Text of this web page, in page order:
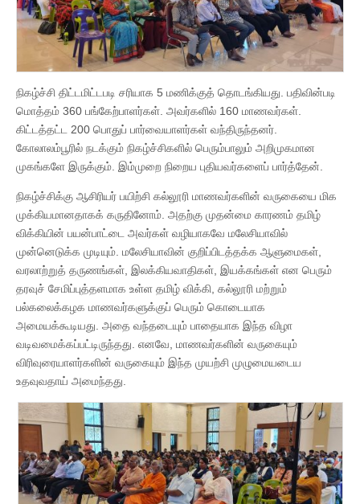
நிகழ்ச்சி திட்டமிட்டபடி சரியாக 5 மணிக்குத் தொடங்கியது. பதிவின்படி
மொத்தம் 360 பங்கேற்பாளர்கள். அவர்களில் 160 மாணவர்கள்.
கிட்டத்தட்ட 200 பொதுப் பார்வையாளர்கள் வந்திருந்தனர்.
கோலாலம்பூரில் நடக்கும் நிகழ்ச்சிகளில் பெரும்பாலும் அறிமுகமான
முகங்களே இருக்கும். இம்முறை நிறைய புதியவர்களைப் பார்த்தேன்.
நிகழ்ச்சிக்கு ஆசிரியர் பயிற்சி கல்லூரி மாணவர்களின் வருகையை மிக
முக்கியமானதாகக் கருதினோம். அதற்கு முதன்மை காரணம் தமிழ்
விக்கியின் பயன்பாட்டை அவர்கள் வழியாகவே மலேசியாவில்
முன்னெடுக்க முடியும். மலேசியாவின் குறிப்பிடத்தக்க ஆளுமைகள்,
வரலாற்றுத் தருணங்கள், இலக்கியவாதிகள், இயக்கங்கள் என பெரும்
தரவுச் சேமிப்புத்தளமாக உள்ள தமிழ் விக்கி, கல்லூரி மற்றும்
பல்கலைக்கழக மாணவர்களுக்குப் பெரும் கொடையாக
அமையக்கூடியது. அதை வந்தடையும் பாதையாக இந்த விழா
வடிவமைக்கப்பட்டிருந்தது. எனவே, மாணவர்களின் வருகையும்
விரிவுரையாளர்களின் வருகையும் இந்த முயற்சி முழுமையடைய
உதவுவதாய் அமைந்தது.